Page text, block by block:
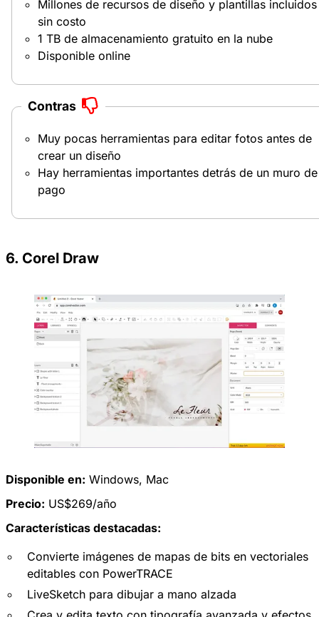
Millones de recursos de diseño y plantillas incluidos
sin costo
1 TB de almacenamiento gratuito en la nube
Disponible online
Contras
Muy pocas herramientas para editar fotos antes de
crear un diseño
Hay herramientas importantes detrás de un muro de
pago
6. Corel Draw
Disponible en: Windows, Mac
Precio: US$269/año
Características destacadas:
Convierte imágenes de mapas de bits en vectoriales
editables con PowerTRACE
LiveSketch para dibujar a mano alzada